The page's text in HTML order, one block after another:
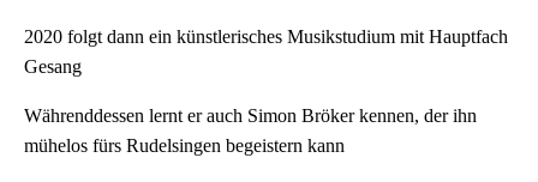
2020 folgt dann ein künstlerisches Musikstudium mit Hauptfach
Gesang
Währenddessen lernt er auch Simon Bröker kennen, der ihn
mühelos fürs Rudelsingen begeistern kann